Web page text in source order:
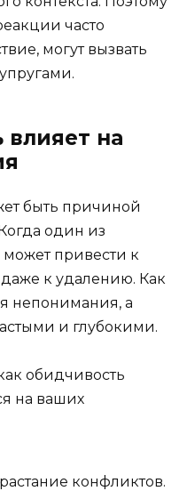
часто
могут вызвать
влияет на
быть причиной
один из
может привести к
к удалению. Как
непонимания, а
и глубокими.
обидчивость
на ваших
конфликтов.